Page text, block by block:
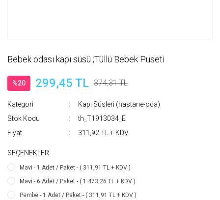
Bebek odası kapı süsü ;Tüllü Bebek Puseti
%20 299,45 TL 374,31 TL
Kategori
Kapı Süsleri (hastane-oda)
Stok Kodu
th_T1913034_E
Fiyat
311,92 TL + KDV
SEÇENEKLER
Mavi - 1.Adet / Paket - ( 311,91 TL + KDV )
Mavi - 6 Adet / Paket - ( 1.473,26 TL + KDV )
Pembe - 1.Adet / Paket - ( 311,91 TL + KDV )